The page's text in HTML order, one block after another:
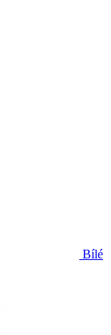
Bílé